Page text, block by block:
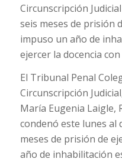
Circunscripción
seis meses de prisión
impuso un año de
ejercer la docencia
El Tribunal Penal
Circunscripción
María Eugenia Laigle,
condenó este lunes al
meses de prisión de
año de inhabilitación